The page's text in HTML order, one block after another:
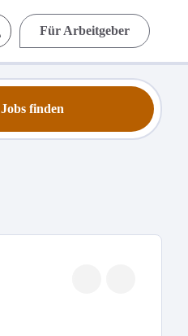
Für Arbeitgeber
Jobs finden